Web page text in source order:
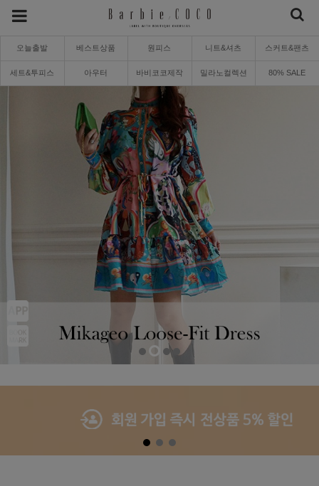
오늘출발 베스트상품 원피스 니트&셔츠 스커트&팬츠
세트&투피스 아우터 바비코코제작 밀라노컬렉션 80% SALE